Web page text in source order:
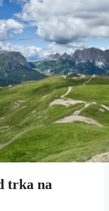
trka na